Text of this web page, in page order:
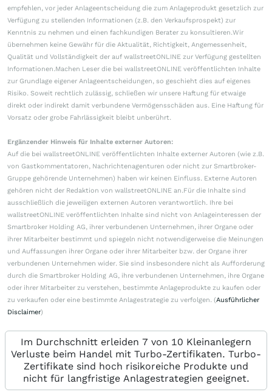
empfehlen, vor jeder Anlageentscheidung die zum Anlageprodukt gesetzlich zur
Verfügung zu stellenden Informationen (z.B. den Verkaufsprospekt) zur
Kenntnis zu nehmen und einen fachkundigen Berater zu konsultieren.Wir
übernehmen keine Gewähr für die Aktualität, Richtigkeit, Angemessenheit,
Qualität und Vollständigkeit der auf wallstreetONLINE zur Verfügung gestellten
Informationen.Machen Leser die bei wallstreetONLINE veröffentlichten Inhalte
zur Grundlage eigener Anlageentscheidungen, so geschieht dies auf eigenes
Risiko. Soweit rechtlich zulässig, schließen wir unsere Haftung für etwaige
direkt oder indirekt damit verbundene Vermögensschäden aus. Eine Haftung für
Vorsatz oder grobe Fahrlässigkeit bleibt unberührt.
Ergänzender Hinweis für Inhalte externer Autoren:
Auf die bei wallstreetONLINE veröffentlichten Inhalte externer Autoren (wie z.B.
von Gastkommentatoren, Nachrichtenagenturen oder nicht zur Smartbroker-
Gruppe gehörende Unternehmen) haben wir keinen Einfluss. Externe Autoren
gehören nicht der Redaktion von wallstreetONLINE an.Für die Inhalte sind
ausschließlich die jeweiligen externen Autoren verantwortlich. Ihre bei
wallstreetONLINE veröffentlichten Inhalte sind nicht von Anlageinteressen der
Smartbroker Holding AG, ihrer verbundenen Unternehmen, ihrer Organe oder
ihrer Mitarbeiter bestimmt und spiegeln nicht notwendigerweise die Meinungen
und Auffassungen ihrer Organe oder ihrer Mitarbeiter bzw. der Organe ihrer
verbundenen Unternehmen wider. Sie sind insbesondere nicht als Aufforderung
durch die Smartbroker Holding AG, ihre verbundenen Unternehmen, ihre Organe
oder ihrer Mitarbeiter zu verstehen, bestimmte Anlageprodukte zu kaufen oder
zu verkaufen oder eine bestimmte Anlagestrategie zu verfolgen. (Ausführlicher
Disclaimer)
Im Durchschnitt erleiden 7 von 10 Kleinanlegern
Verluste beim Handel mit Turbo-Zertifikaten. Turbo-
Zertifikate sind hoch risikoreiche Produkte und
nicht für langfristige Anlagestrategien geeignet.